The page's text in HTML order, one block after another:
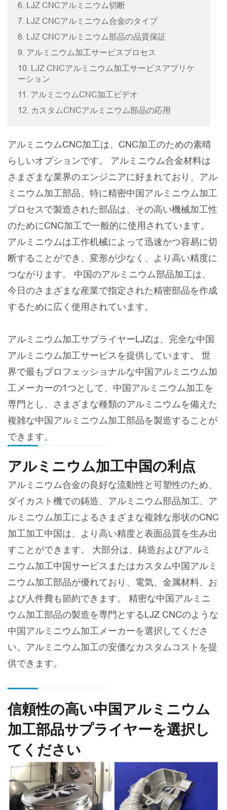
6. LJZ CNCアルミニウム切断
7. LJZ CNCアルミニウム合金のタイプ
8. LJZ CNCアルミニウム部品の品質保証
9. アルミニウム加工サービスプロセス
10. LJZ CNCアルミニウム加工サービスアプリケ
ーション
11. アルミニウムCNC加工ビデオ
12. カスタムCNCアルミニウム部品の応用
アルミニウムCNC加工は、CNC加工のための素晴
らしいオプションです。 アルミニウム合金材料は
さまざまな業界のエンジニアに好まれており、アル
ミニウム加工部品、特に精密中国アルミニウム加工
プロセスで製造された部品は、その高い機械加工性
のためにCNC加工で一般的に使用されています。
アルミニウムは工作机械によって迅速かつ容易に切
断することができ、変形が少なく、より高い精度に
つながります。 中国のアルミニウム部品加工は、
今日のさまざまな産業で指定された精密部品を作成
するために広く使用されています。
アルミニウム加工サプライヤーLJZは、完全な中国
アルミニウム加工サービスを提供しています。 世
界で最もプロフェッショナルな中国アルミニウム加
工メーカーの1つとして、中国アルミニウム加工を
専門とし、さまざまな種類のアルミニウムを備えた
複雑な中国アルミニウム加工部品を製造することが
できます。
アルミニウム加工中国の利点
アルミニウム合金の良好な流動性と可塑性のため、
ダイカスト機での鋳造、アルミニウム部品加工、ア
ルミニウム加工によるさまざまな複雑な形状のCNC
加工加工中国は、より高い精度と表面品質を生み出
すことができます。 大部分は、鋳造およびアルミ
ニウム加工中国サービスまたはカスタム中国アルミ
ニウム加工部品が優れており、電気、金属材料、お
よび人件費も節約できます。 精密な中国アルミニ
ウム加工部品の製造を専門とするLJZ CNCのような
中国アルミニウム加工メーカーを選択してくださ
い。アルミニウム加工の安価なカスタムコストを提
供できます。
信頼性の高い中国アルミニウム
加工部品サプライヤーを選択し
てください